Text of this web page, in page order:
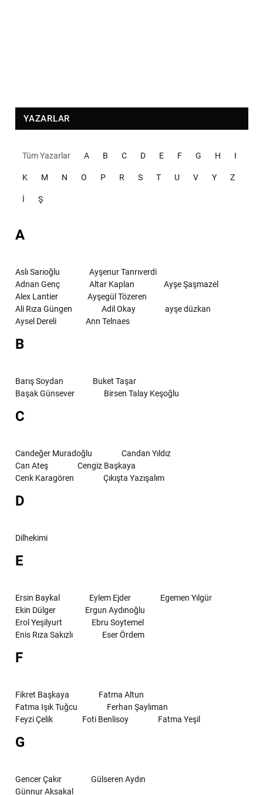
YAZARLAR
Tüm Yazarlar A B C D E F G H I
K M N O P R S T U V Y Z
İ Ş
A
Aslı Sarıoğlu
Ayşenur Tanrıverdi
Adnan Genç
Altar Kaplan
Ayşe Şaşmazel
Alex Lantier
Ayşegül Tözeren
Ali Rıza Güngen
Adil Okay
ayşe düzkan
Aysel Dereli
Ann Telnaes
B
Barış Soydan
Buket Taşar
Başak Günsever
Birsen Talay Keşoğlu
C
Candeğer Muradoğlu
Candan Yıldız
Can Ateş
Cengiz Başkaya
Cenk Karagören
Çıkışta Yazışalım
D
Dilhekimi
E
Ersin Baykal Eylem Ejder
Egemen Yılgür
Ekin Dülger
Ergun Aydınoğlu
Erol Yeşilyurt
Ebru Soytemel
Enis Rıza Sakızlı
Eser Ördem
F
Fikret Başkaya
Fatma Altun
Fatma Işık Tuğcu
Ferhan Şaylıman
Feyzi Çelik
Foti Benlisoy Fatma Yeşil
G
Gencer Çakır
Gülseren Aydın
Günnur Aksakal